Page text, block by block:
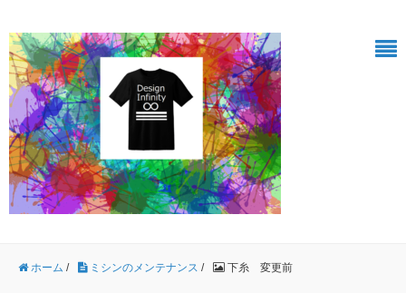
ホーム / ミシンのメンテナンス / 下糸 変更前